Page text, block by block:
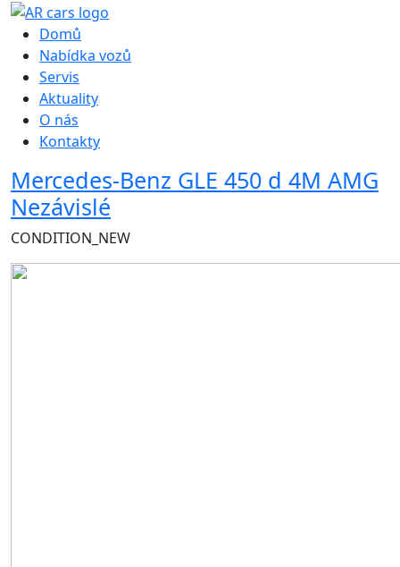
Hlavní navigace
Domů
Nabídka vozů
Servis
Aktuality
O nás
Kontakty
Mercedes-Benz GLE 450 d 4M AMG
Nezávislé
CONDITION_NEW
Obrázek